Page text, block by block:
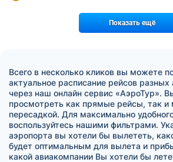
Показать ещё
Всего в несколько кликов вы можете
актуальное расписание рейсов разных
через наш онлайн сервис «АэроТур».
просмотреть как прямые рейсы, так
пересадкой. Для максимально
воспользуйтесь нашими фильтрами.
аэропорта вы хотели бы вылететь,
будет оптимальным для вылета и
какой авиакомпании Вы хотели бы